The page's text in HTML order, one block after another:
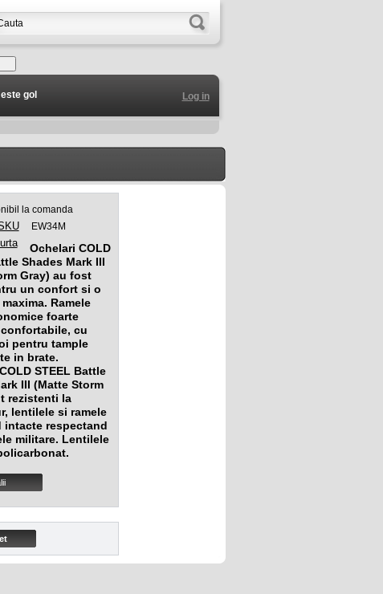
Log in
gol
la comanda
EW34M
Ochelari COLD
Shades Mark III
Gray) au fost
un confort si o
Ramele
foarte
cu
pentru tample
in brate.
STEEL Battle
III (Matte Storm
rezistenti la
lentilele si ramele
intacte respectand
militare. Lentilele